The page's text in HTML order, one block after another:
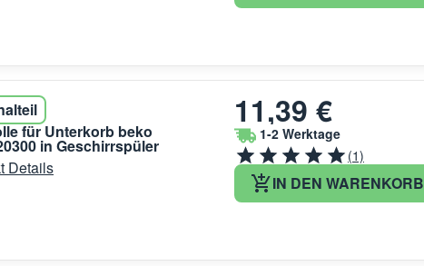
für Unterkorb beko
in Geschirrspüler
Details
11,39 €
1-2 Werktage
(1)
IN DEN WARENKORB